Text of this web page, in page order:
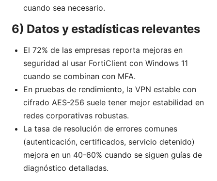
cuando sea necesario.
6) Datos y estadísticas relevantes
El 72% de las empresas reporta mejoras en
seguridad al usar FortiClient con Windows 11
cuando se combinan con MFA.
En pruebas de rendimiento, la VPN estable con
cifrado AES-256 suele tener mejor estabilidad en
redes corporativas robustas.
La tasa de resolución de errores comunes
(autenticación, certificados, servicio detenido)
mejora en un 40-60% cuando se siguen guías de
diagnóstico detalladas.